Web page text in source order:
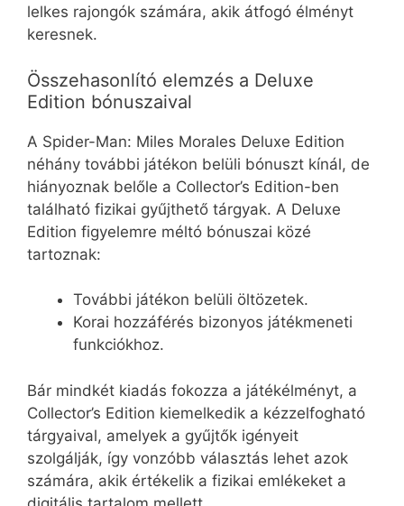
lelkes rajongók számára, akik átfogó élményt
keresnek.
Összehasonlító elemzés a Deluxe
Edition bónuszaival
A Spider-Man: Miles Morales Deluxe Edition
néhány további játékon belüli bónuszt kínál, de
hiányoznak belőle a Collector’s Edition-ben
található fizikai gyűjthető tárgyak. A Deluxe
Edition figyelemre méltó bónuszai közé
tartoznak:
További játékon belüli öltözetek.
Korai hozzáférés bizonyos játékmeneti
funkciókhoz.
Bár mindkét kiadás fokozza a játékélményt, a
Collector’s Edition kiemelkedik a kézzelfogható
tárgyaival, amelyek a gyűjtők igényeit
szolgálják, így vonzóbb választás lehet azok
számára, akik értékelik a fizikai emlékeket a